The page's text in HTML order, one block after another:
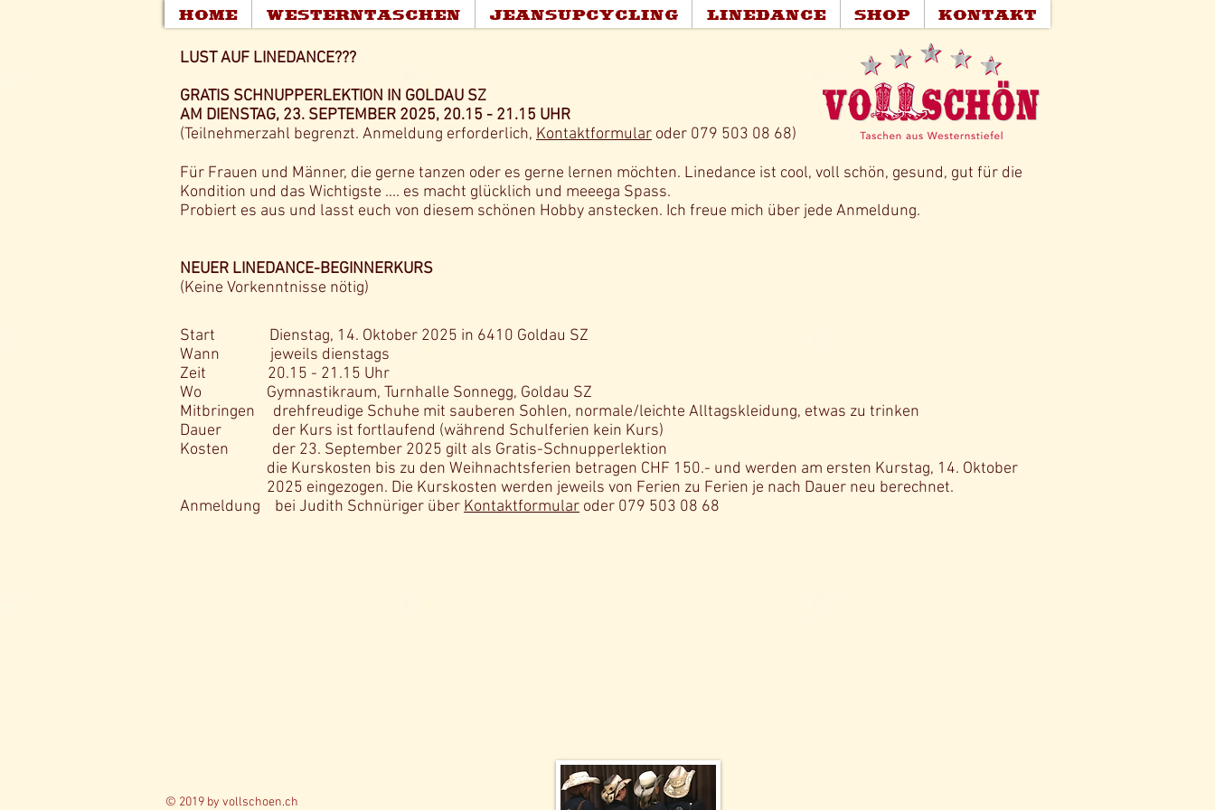
HOME WESTERNTASCHEN JEANSUPCYCLING LINEDANCE SHOP KONTAKT
LUST AUF LINEDANCE???
GRATIS SCHNUPPERLEKTION IN GOLDAU SZ
AM DIENSTAG, 23. SEPTEMBER 2025, 20.15 - 21.15 UHR
(Teilnehmerzahl begrenzt. Anmeldung erforderlich, Kontaktformular oder 079 503 08 68)
Für Frauen und Männer, die gerne tanzen oder es gerne lernen möchten. Linedance ist cool, voll schön, gesund, gut für die
Kondition und das Wichtigste .... es macht glücklich und meeega Spass.
Probiert es aus und lasst euch von diesem schönen Hobby anstecken. Ich freue mich über jede Anmeldung.
NEUER LINEDANCE-BEGINNERKURS
(Keine Vorkenntnisse nötig)
Start Dienstag, 14. Oktober 2025 in 6410 Goldau SZ
Wann jeweils dienstags
Zeit 20.15 - 21.15 Uhr
Wo Gymnastikraum, Turnhalle Sonnegg, Goldau SZ
Mitbringen drehfreudige Schuhe mit sauberen Sohlen, normale/leichte Alltagskleidung, etwas zu trinken
Dauer der Kurs ist fortlaufend (während Schulferien kein Kurs)
Kosten der 23. September 2025 gilt als Gratis-Schnupperlektion
die Kurskosten bis zu den Weihnachtsferien betragen CHF 150.- und werden am ersten Kurstag, 14. Oktober
2025 eingezogen. Die Kurskosten werden jeweils von Ferien zu Ferien je nach Dauer neu berechnet.
Anmeldung bei Judith Schnüriger über Kontaktformular oder 079 503 08 68
© 2019 by vollschoen.ch